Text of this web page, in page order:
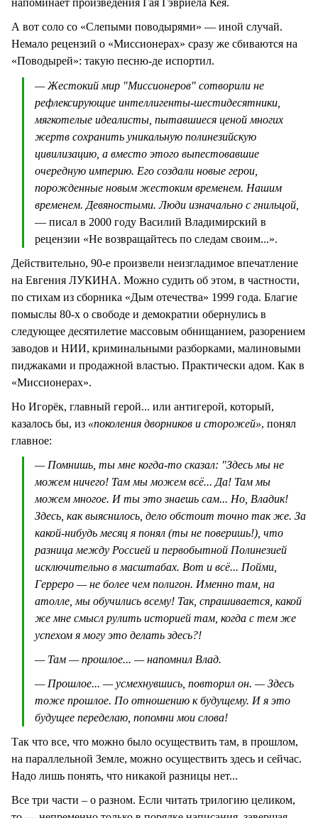
напоминает произведения Гая Гэвриела Кея.
А вот соло со «Слепыми поводырями» — иной случай.
Немало рецензий о «Миссионерах» сразу же сбиваются на
«Поводырей»: такую песню-де испортил.
— Жестокий мир "Миссионеров" сотворили не
рефлексирующие интеллигенты-шестидесятники,
мягкотелые идеалисты, пытавшиеся ценой многих
жертв сохранить уникальную полинезийскую
цивилизацию, а вместо этого выпестовавшие
очередную империю. Его создали новые герои,
порожденные новым жестоким временем. Нашим
временем. Девяностыми. Люди изначально с гнильцой,
— писал в 2000 году Василий Владимирский в
рецензии «Не возвращайтесь по следам своим...».
Действительно, 90-е произвели неизгладимое впечатление
на Евгения ЛУКИНА. Можно судить об этом, в частности,
по стихам из сборника «Дым отечества» 1999 года. Благие
помыслы 80-х о свободе и демократии обернулись в
следующее десятилетие массовым обнищанием, разорением
заводов и НИИ, криминальными разборками, малиновыми
пиджаками и продажной властью. Практически адом. Как в
«Миссионерах».
Но Игорёк, главный герой... или антигерой, который,
казалось бы, из «поколения дворников и сторожей», понял
главное:
— Помнишь, ты мне когда-то сказал: "Здесь мы не
можем ничего! Там мы можем всё... Да! Там мы
можем многое. И ты это знаешь сам... Но, Владик!
Здесь, как выяснилось, дело обстоит точно так же. За
какой-нибудь месяц я понял (ты не поверишь!), что
разница между Россией и первобытной Полинезией
исключительно в масштабах. Вот и всё... Пойми,
Герреро — не более чем полигон. Именно там, на
атолле, мы обучились всему! Так, спрашивается, какой
же мне смысл рулить историей там, когда с тем же
успехом я могу это делать здесь?!
— Там — прошлое... — напомнил Влад.
— Прошлое... — усмехнувшись, повторил он. — Здесь
тоже прошлое. По отношению к будущему. И я это
будущее переделаю, попомни мои слова!
Так что все, что можно было осуществить там, в прошлом,
на параллельной Земле, можно осуществить здесь и сейчас.
Надо лишь понять, что никакой разницы нет...
Все три части – о разном. Если читать трилогию целиком,